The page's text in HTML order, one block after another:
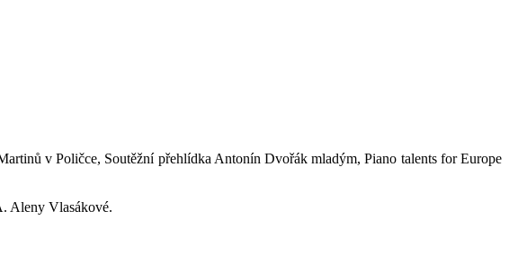
v Poličce, Soutěžní přehlídka Antonín Dvořák mladým, Piano talents for Europe
Aleny Vlasákové.